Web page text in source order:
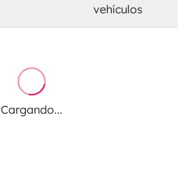
vehículos
Cargando...